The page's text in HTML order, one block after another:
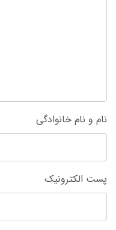
نام و نام خانوادگی
پست الکترونیک